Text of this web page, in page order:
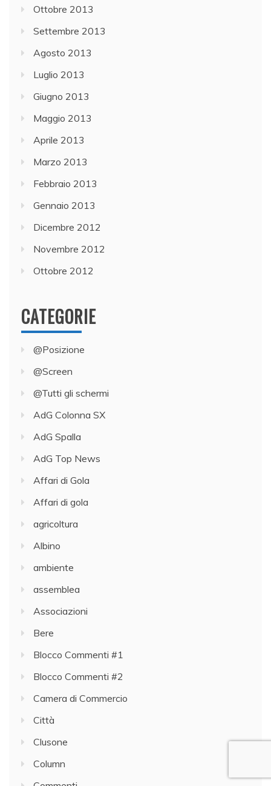
Ottobre 2013
Settembre 2013
Agosto 2013
Luglio 2013
Giugno 2013
Maggio 2013
Aprile 2013
Marzo 2013
Febbraio 2013
Gennaio 2013
Dicembre 2012
Novembre 2012
Ottobre 2012
CATEGORIE
@Posizione
@Screen
@Tutti gli schermi
AdG Colonna SX
AdG Spalla
AdG Top News
Affari di Gola
Affari di gola
agricoltura
Albino
ambiente
assemblea
Associazioni
Bere
Blocco Commenti #1
Blocco Commenti #2
Camera di Commercio
Città
Clusone
Column